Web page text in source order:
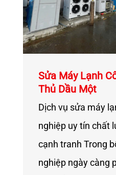
Sửa Máy Lạnh
Thủ Dầu Một
Dịch vụ sửa máy
nghiệp uy tín chất
cạnh tranh Trong
nghiệp ngày càng